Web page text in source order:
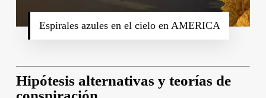
Espirales azules en el cielo en AMERICA
Hipótesis alternativas y teorías de